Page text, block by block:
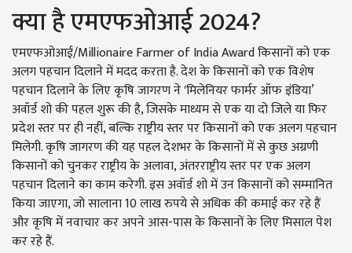
क्या है एमएफओआई 2024?
एमएफओआई/Millionaire Farmer of India Award किसानों को एक
अलग पहचान दिलाने में मदद करता है. देश के किसानों को एक विशेष
पहचान दिलाने के लिए कृषि जागरण ने 'मिलेनियर फार्मर ऑफ इंडिया’
अवॉर्ड शो की पहल शुरू की है, जिसके माध्यम से एक या दो जिले या फिर
प्रदेश स्तर पर ही नहीं, बल्कि राष्ट्रीय स्तर पर किसानों को एक अलग पहचान
मिलेगी. कृषि जागरण की यह पहल देशभर के किसानों में से कुछ अग्रणी
किसानों को चुनकर राष्ट्रीय के अलावा, अंतरराष्ट्रीय स्तर पर एक अलग
पहचान दिलाने का काम करेगी. इस अवॉर्ड शो में उन किसानों को सम्मानित
किया जाएगा, जो सालाना 10 लाख रुपये से अधिक की कमाई कर रहे हैं
और कृषि में नवाचार कर अपने आस-पास के किसानों के लिए मिसाल पेश
कर रहे हैं.